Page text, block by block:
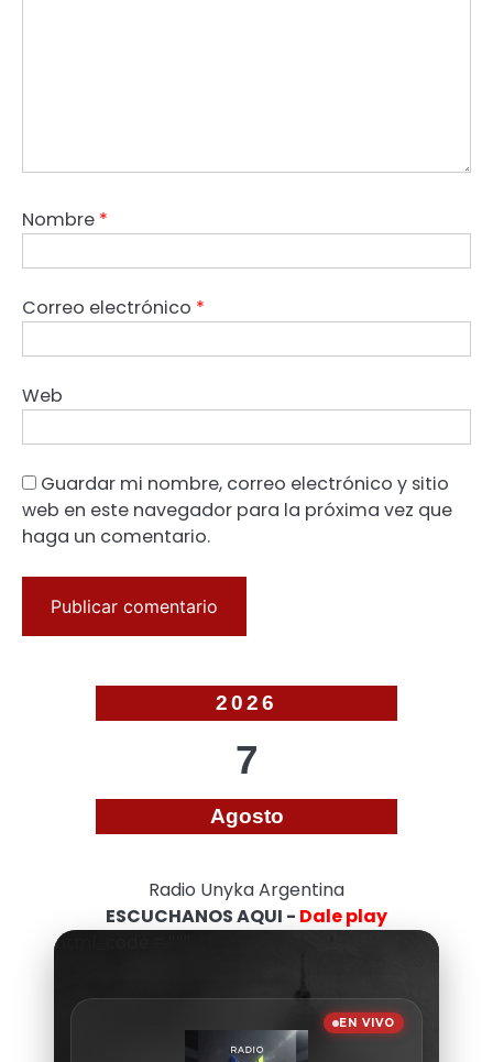
Nombre *
Correo electrónico *
Web
Guardar mi nombre, correo electrónico y sitio
web en este navegador para la próxima vez que
haga un comentario.
2026
7
Agosto
Radio Unyka Argentina
ESCUCHANOS AQUI - Dale play